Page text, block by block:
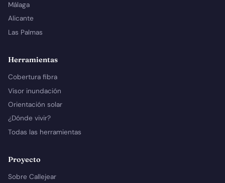
Málaga
Alicante
Las Palmas
Herramientas
Cobertura fibra
Visor inundación
Orientación solar
¿Dónde vivir?
Todas las herramientas
Proyecto
Sobre Callejear